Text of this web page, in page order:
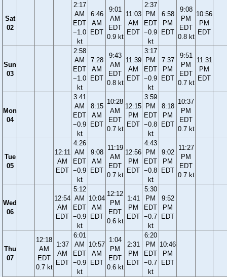
Sat
02
2:17
AM
EDT
−1.0
kt
6:46
AM
EDT
9:01
AM
EDT
0.9 kt
11:03
AM
EDT
2:37
PM
EDT
−0.9
kt
6:58
PM
EDT
9:08
PM
EDT
0.8 kt
10:56
PM
EDT
Sun
03
2:58
AM
EDT
−1.0
kt
7:28
AM
EDT
9:43
AM
EDT
0.8 kt
11:39
AM
EDT
3:17
PM
EDT
−0.9
kt
7:37
PM
EDT
9:51
PM
EDT
0.7 kt
11:31
PM
EDT
Mon
04
3:41
AM
EDT
−0.9
kt
8:15
AM
EDT
10:28
AM
EDT
0.7 kt
12:15
PM
EDT
3:59
PM
EDT
−0.8
kt
8:18
PM
EDT
10:37
PM
EDT
0.7 kt
Tue
05
12:11
AM
EDT
4:26
AM
EDT
−0.9
kt
9:08
AM
EDT
11:19
AM
EDT
0.7 kt
12:56
PM
EDT
4:43
PM
EDT
−0.8
kt
9:02
PM
EDT
11:27
PM
EDT
0.7 kt
Wed
06
12:54
AM
EDT
5:12
AM
EDT
−0.9
kt
10:04
AM
EDT
12:12
PM
EDT
0.6 kt
1:41
PM
EDT
5:30
PM
EDT
−0.7
kt
9:52
PM
EDT
Thu
07
12:18
AM
EDT
0.7 kt
1:37
AM
EDT
6:01
AM
EDT
−0.9
kt
10:57
AM
EDT
1:04
PM
EDT
0.6 kt
2:31
PM
EDT
6:20
PM
EDT
−0.7
kt
10:46
PM
EDT